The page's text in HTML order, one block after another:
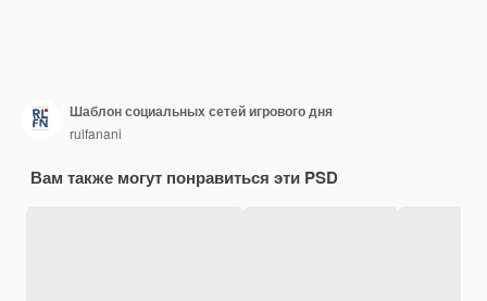
Шаблон социальных сетей игрового дня
rulfanani
Вам также могут понравиться эти PSD